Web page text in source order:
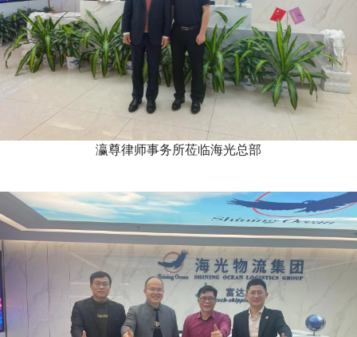
瀛尊律师事务所莅临海光总部